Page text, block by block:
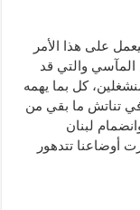
على هذا الأمر
المآسي والتي قد
كل بما يهمه
في تناتش ما بقي من
لبنان
أوضاعنا تتدهور